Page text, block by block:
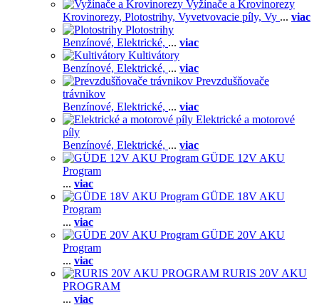
Vyžínače a Krovinorezy
Krovinorezy, Plotostrihy, Vyvetvovacie píly, Vy ... viac
Plotostrihy
Benzínové, Elektrické, ... viac
Kultivátory
Benzínové, Elektrické, ... viac
Prevzdušňovače
trávnikov
Benzínové, Elektrické, ... viac
Elektrické a motorové
píly
Benzínové, Elektrické, ... viac
GÜDE 12V AKU
Program
... viac
GÜDE 18V AKU
Program
... viac
GÜDE 20V AKU
Program
... viac
RURIS 20V AKU
PROGRAM
... viac